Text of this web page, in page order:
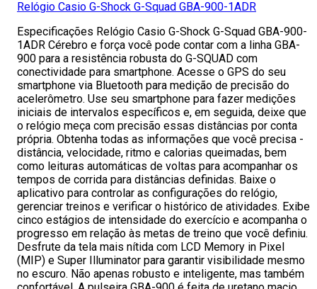
Relógio Casio G-Shock G-Squad GBA-900-1ADR
Especificações Relógio Casio G-Shock G-Squad GBA-900-
1ADR Cérebro e força você pode contar com a linha GBA-
900 para a resistência robusta do G-SQUAD com
conectividade para smartphone. Acesse o GPS do seu
smartphone via Bluetooth para medição de precisão do
acelerômetro. Use seu smartphone para fazer medições
iniciais de intervalos específicos e, em seguida, deixe que
o relógio meça com precisão essas distâncias por conta
própria. Obtenha todas as informações que você precisa -
distância, velocidade, ritmo e calorias queimadas, bem
como leituras automáticas de voltas para acompanhar os
tempos de corrida para distâncias definidas. Baixe o
aplicativo para controlar as configurações do relógio,
gerenciar treinos e verificar o histórico de atividades. Exibe
cinco estágios de intensidade do exercício e acompanha o
progresso em relação às metas de treino que você definiu.
Desfrute da tela mais nítida com LCD Memory in Pixel
(MIP) e Super Illuminator para garantir visibilidade mesmo
no escuro. Não apenas robusto e inteligente, mas também